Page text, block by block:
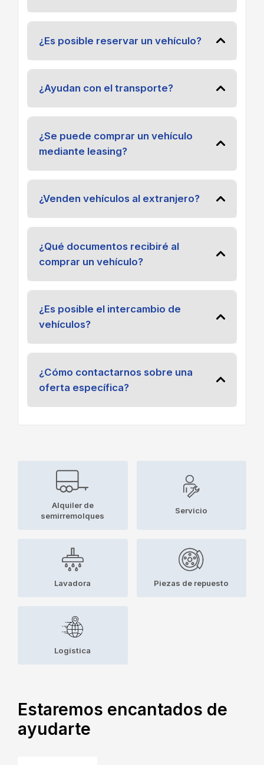
¿Es posible reservar un vehículo?
¿Ayudan con el transporte?
¿Se puede comprar un vehículo
mediante leasing?
¿Venden vehículos al extranjero?
¿Qué documentos recibiré al
comprar un vehículo?
¿Es posible el intercambio de
vehículos?
¿Cómo contactarnos sobre una
oferta específica?
Alquiler de
semirremolques
Servicio
Lavadora Piezas de repuesto
Logística
Estaremos encantados de
ayudarte